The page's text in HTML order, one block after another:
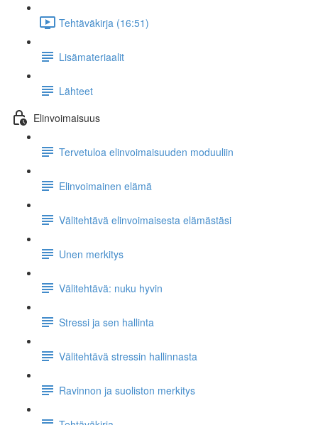
Tehtäväkirja (16:51)
Lisämateriaalit
Lähteet
Elinvoimaisuus
Tervetuloa elinvoimaisuuden moduuliin
Elinvoimainen elämä
Välitehtävä elinvoimaisesta elämästäsi
Unen merkitys
Välitehtävä: nuku hyvin
Stressi ja sen hallinta
Välitehtävä stressin hallinnasta
Ravinnon ja suoliston merkitys